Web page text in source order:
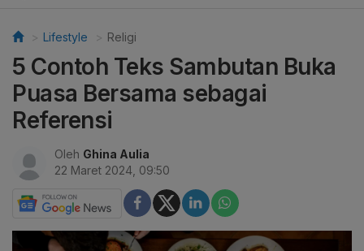
Lifestyle Religi
5 Contoh Teks Sambutan Buka
Puasa Bersama sebagai
Referensi
Oleh Ghina Aulia
22 Maret 2024, 09:50